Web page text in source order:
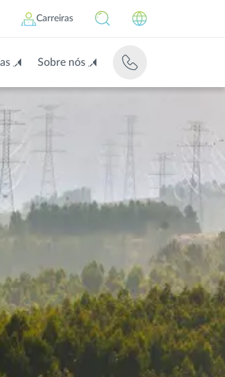
Carreiras
Sobre nós